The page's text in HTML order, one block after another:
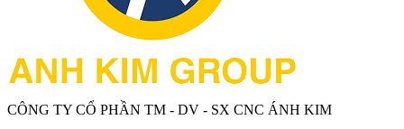
CÔNG TY CỔ PHẦN TM - DV - SX CNC ÁNH KIM